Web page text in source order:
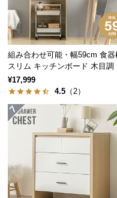
返
品・
キ
ャ
ン
セ
ル
て
アイディア次第で
使い勝手の良いサイ
色々な使い方が可能
す。
組み合わせ可能・幅59cm 食器
スリム キッチンボード 木目調
イアウト自在
¥17,999
4.5 （2）